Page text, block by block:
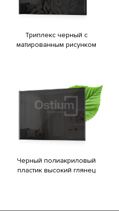
Триплекс черный с
матированным рисунком
Черный полиакриловый
пластик высокий глянец